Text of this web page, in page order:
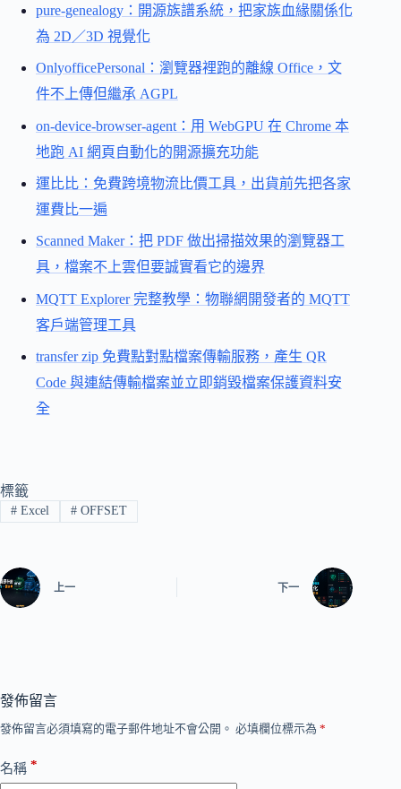
pure-genealogy：開源族譜系統，把家族血緣關係化
為 2D／3D 視覺化
OnlyofficePersonal：瀏覽器裡跑的離線 Office，文
件不上傳但繼承 AGPL
on-device-browser-agent：用 WebGPU 在 Chrome 本
地跑 AI 網頁自動化的開源擴充功能
運比比：免費跨境物流比價工具，出貨前先把各家
運費比一遍
Scanned Maker：把 PDF 做出掃描效果的瀏覽器工
具，檔案不上雲但要誠實看它的邊界
MQTT Explorer 完整教學：物聯網開發者的 MQTT
客戶端管理工具
transfer zip 免費點對點檔案傳輸服務，產生 QR
Code 與連結傳輸檔案並立即銷毀檔案保護資料安
全
標籤
#Excel #OFFSET
上一 下一
發佈留言
發佈留言必須填寫的電子郵件地址不會公開。 必填欄位標示為 *
名稱 *